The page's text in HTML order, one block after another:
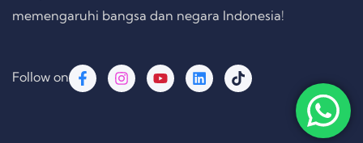
memengaruhi bangsa dan negara Indonesia!
Follow on